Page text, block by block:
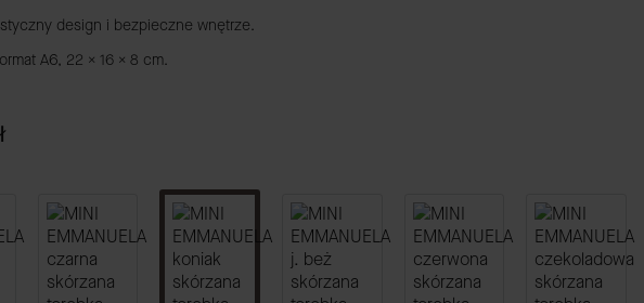
design i bezpieczne wnętrze.
A6, 22 x 16 x 8 cm.